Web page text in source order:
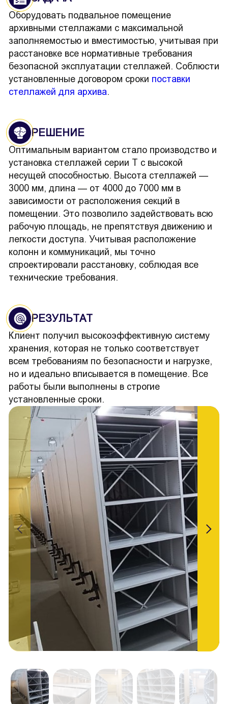
Оборудовать подвальное помещение
архивными стеллажами с максимальной
заполняемостью и вместимостью, учитывая при
расстановке все нормативные требования
безопасной эксплуатации стеллажей. Соблюсти
установленные договором сроки поставки
стеллажей для архива.
РЕШЕНИЕ
Оптимальным вариантом стало производство и
установка стеллажей серии Т с высокой
несущей способностью. Высота стеллажей —
3000 мм, длина — от 4000 до 7000 мм в
зависимости от расположения секций в
помещении. Это позволило задействовать всю
рабочую площадь, не препятствуя движению и
легкости доступа. Учитывая расположение
колонн и коммуникаций, мы точно
спроектировали расстановку, соблюдая все
технические требования.
РЕЗУЛЬТАТ
Клиент получил высокоэффективную систему
хранения, которая не только соответствует
всем требованиям по безопасности и нагрузке,
но и идеально вписывается в помещение. Все
работы были выполнены в строгие
установленные сроки.